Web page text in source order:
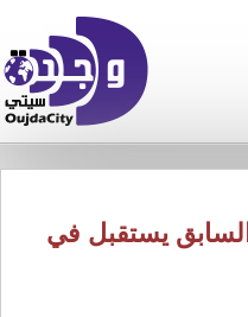
يستقبل في